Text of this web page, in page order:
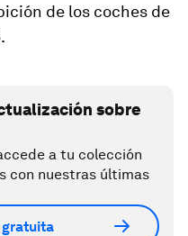
de los coches de
sobre
a tu colección
con nuestras últimas